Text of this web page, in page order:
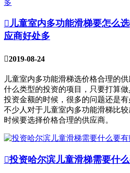
儿童室内多功能滑梯要怎么
应商好处多
2019-08-24
儿童室内多功能滑梯选价格合理的
什么类型的投资的项目，只要打算
投资金额的时候，很多的问题还是
不少人对于儿童室内多功能滑梯比
时候要选择价格合理的供应商。
投资哈尔滨儿童滑梯需要什